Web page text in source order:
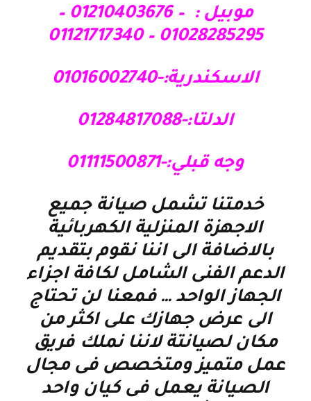
موبيل : – 01210403676 –
01028285295 – 01121717340
الاسكندرية:-01016002740
الدلتا:-01284817088
وجه قبلي:-01111500871
خدمتنا تشمل صيانة جميع
الاجهزة المنزلية الكهربائية
بالاضافة الى اننا نقوم بتقديم
الدعم الفنى الشامل لكافة اجزاء
الجهاز الواحد … فمعنا لن تحتاج
الى عرض جهازك على اكثر من
مكان لصيانتة لاننا نملك فريق
عمل متميز ومتخصص فى مجال
الصيانة يعمل فى كيان واحد